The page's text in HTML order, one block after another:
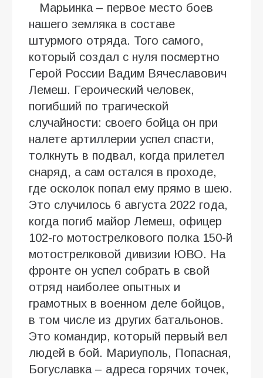
Марьинка – первое место боев
нашего земляка в составе
штурмого отряда. Того самого,
который создал с нуля посмертно
Герой России Вадим Вячеславович
Лемеш. Героический человек,
погибший по трагической
случайности: своего бойца он при
налете артиллерии успел спасти,
толкнуть в подвал, когда прилетел
снаряд, а сам остался в проходе,
где осколок попал ему прямо в шею.
Это случилось 6 августа 2022 года,
когда погиб майор Лемеш, офицер
102-го мотострелкового полка 150-й
мотострелковой дивизии ЮВО. На
фронте он успел собрать в свой
отряд наиболее опытных и
грамотных в военном деле бойцов,
в том числе из других батальонов.
Это командир, который первый вел
людей в бой. Мариуполь, Попасная,
Богуславка – адреса горячих точек,